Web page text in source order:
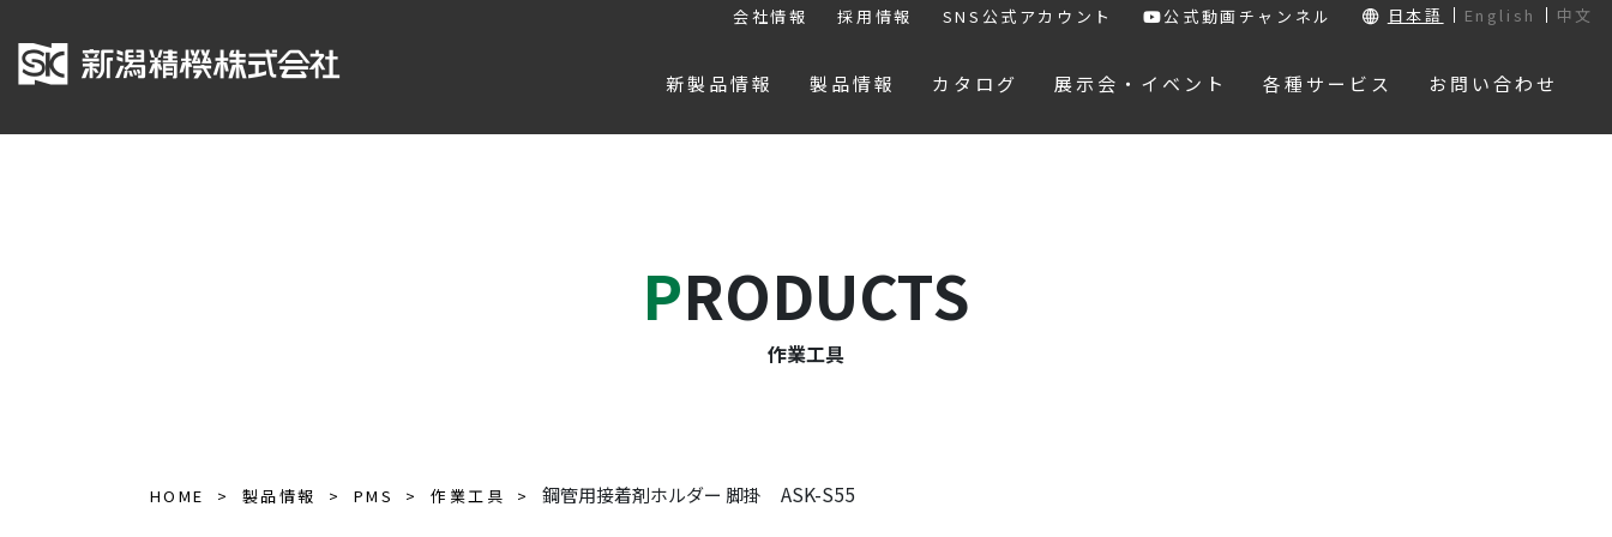
会社情報 採用情報 SNS公式アカウント 公式動画チャンネル 日本語 English 中文
新製品情報 製品情報 カタログ 展示会・イベント 各種サービス お問い合わせ
PRODUCTS
作業工具
HOME 製品情報 PMS 作業工具 鋼管用接着剤ホルダー 脚掛 ASK-S55